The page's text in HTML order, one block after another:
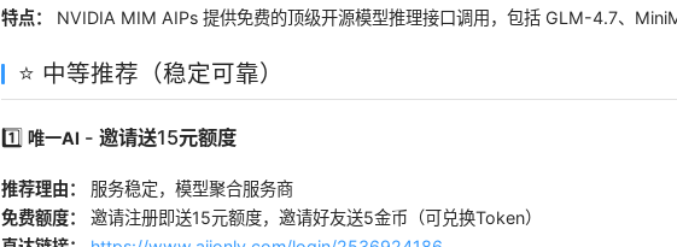
特点：
NVIDIA MIM AIPs 提供免费的顶级开源模型推理接口调用，包括 GLM-4.7、
⭐ 中等推荐（稳定可靠）
1️⃣唯一AI - 邀请送15元额度
推荐理由：
服务稳定，模型聚合服务商
免费额度：
邀请注册即送15元额度，邀请好友送5金币（可兑换Token）